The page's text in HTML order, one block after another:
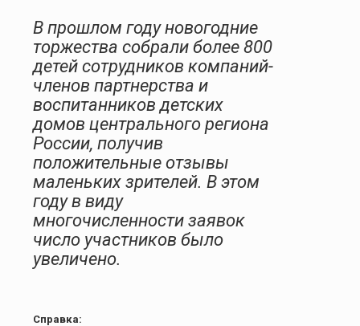
В прошлом году новогодние
торжества собрали более 800
детей сотрудников компаний-
членов партнерства и
воспитанников детских
домов центрального региона
России, получив
положительные отзывы
маленьких зрителей. В этом
году в виду
многочисленности заявок
число участников было
увеличено.
Справка: